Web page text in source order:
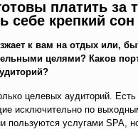
платить за
себе крепкий сон
к вам на отдых или,
целями? Каков
целевых аудиторий. Есть
исключительно по
пользуются услугами SPA,